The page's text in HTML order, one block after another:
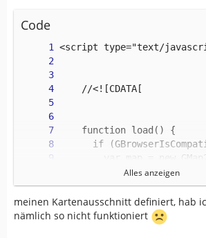
Code
Alles anzeigen
meinen Kartenausschnitt definiert, hab
nämlich so nicht funktioniert